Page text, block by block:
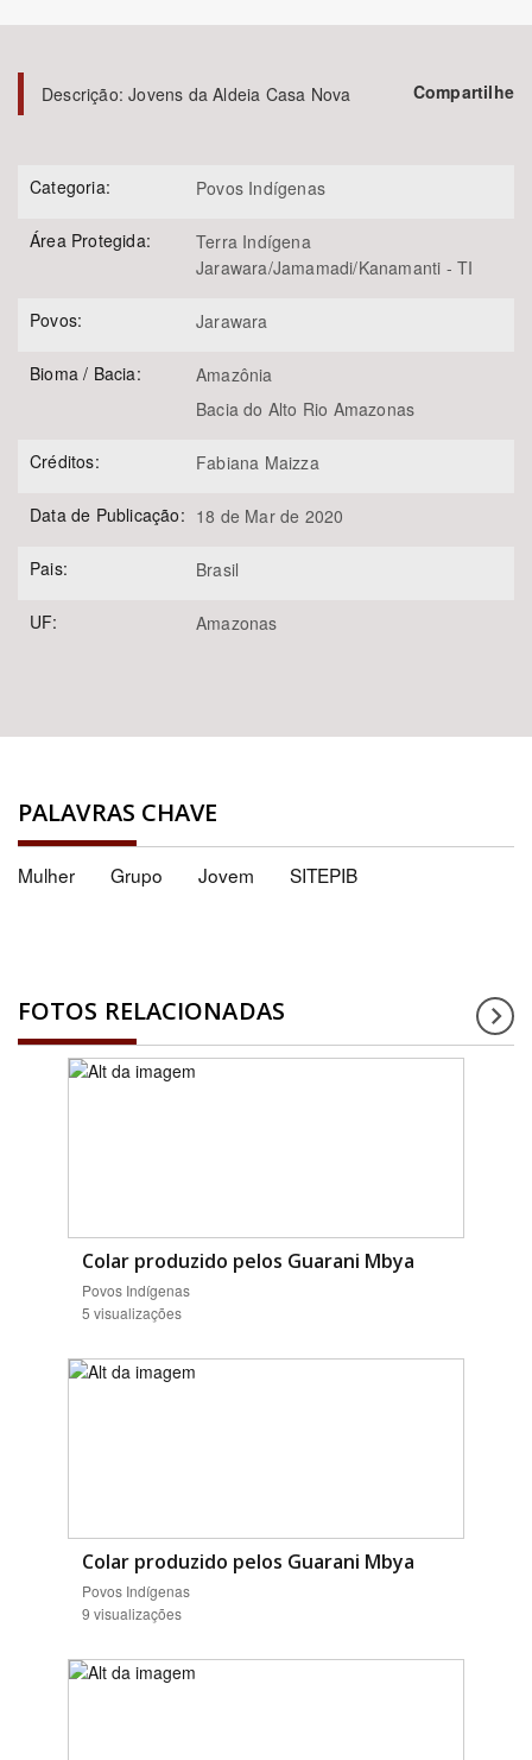
Tema
Subtema
Área de Levantamento
Descrição:Jovens da Aldeia Casa Nova Compartilhe
Categoria: Povos Indígenas
Área Protegida:
Terra Indígena
Jarawara/Jamamadi/Kanamanti - TI
Povos: Jarawara
Bioma / Bacia:
Amazônia
Bacia do Alto Rio Amazonas
Créditos: Fabiana Maizza
Data de Publicação: 18 de Mar de 2020
Pais: Brasil
UF: Amazonas
PALAVRAS CHAVE
Mulher Grupo Jovem SITEPIB
FOTOS RELACIONADAS
Colar produzido pelos Guarani Mbya
Povos Indígenas
5 visualizações
Colar produzido pelos Guarani Mbya
Povos Indígenas
9 visualizações